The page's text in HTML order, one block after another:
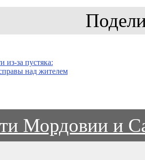
из-за пустяка:
над жителем
Мордовии и